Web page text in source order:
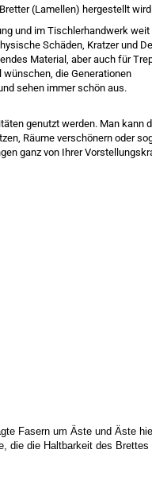
(Lamellen) hergestellt
und im Tischlerhandwerk weit
Schäden, Kratzer und
Material, aber auch für
die Generationen
sehen immer schön aus.
genutzt werden. Man kann
Räume verschönern oder
ganz von Ihrer
Fasern um Äste und Äste
die die Haltbarkeit des Brettes